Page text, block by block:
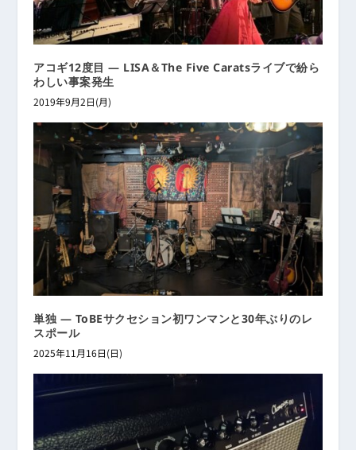
アコギ12度目 ― LISA＆The Five Caratsライブで紛ら
わしい事案発生
2019年9月2日(月)
単独 ― ToBEサクセション初ワンマンと30年ぶりのレ
スポール
2025年11月16日(日)